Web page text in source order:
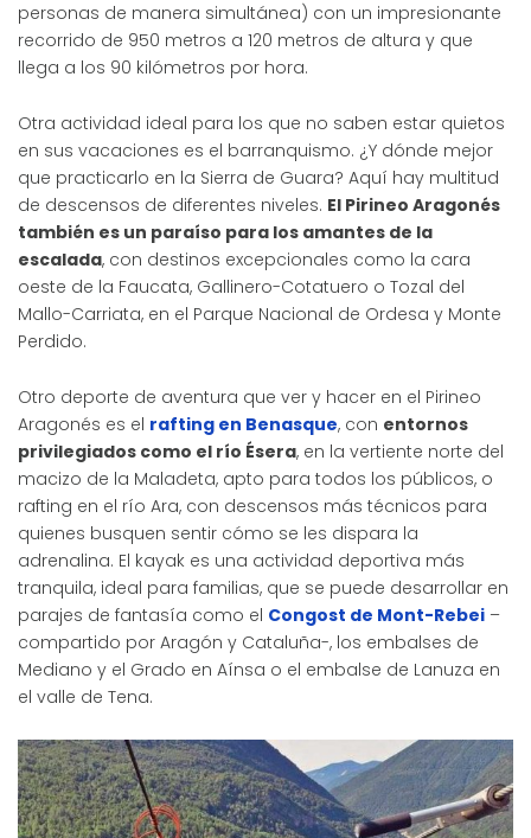
personas de manera simultánea) con un impresionante
recorrido de 950 metros a 120 metros de altura y que
llega a los 90 kilómetros por hora.
Otra actividad ideal para los que no saben estar quietos
en sus vacaciones es el barranquismo. ¿Y dónde mejor
que practicarlo en la Sierra de Guara? Aquí hay multitud
de descensos de diferentes niveles. El Pirineo Aragonés
también es un paraíso para los amantes de la
escalada, con destinos excepcionales como la cara
oeste de la Faucata, Gallinero-Cotatuero o Tozal del
Mallo-Carriata, en el Parque Nacional de Ordesa y Monte
Perdido.
Otro deporte de aventura que ver y hacer en el Pirineo
Aragonés es el rafting en Benasque, con entornos
privilegiados como el río Ésera, en la vertiente norte del
macizo de la Maladeta, apto para todos los públicos, o
rafting en el río Ara, con descensos más técnicos para
quienes busquen sentir cómo se les dispara la
adrenalina. El kayak es una actividad deportiva más
tranquila, ideal para familias, que se puede desarrollar en
parajes de fantasía como el Congost de Mont-Rebei –
compartido por Aragón y Cataluña-, los embalses de
Mediano y el Grado en Aínsa o el embalse de Lanuza en
el valle de Tena.